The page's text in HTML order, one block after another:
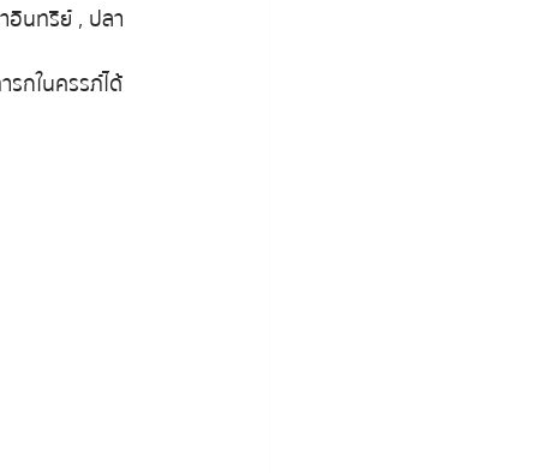
อินทรีย์ , ปลา
รกในครรภ์ได้